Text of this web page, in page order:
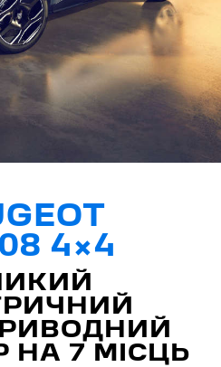
4×4
НА 7 МІСЦЬ